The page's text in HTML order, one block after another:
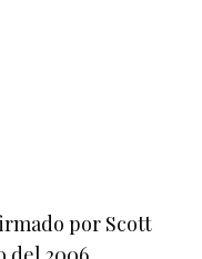
por Scott